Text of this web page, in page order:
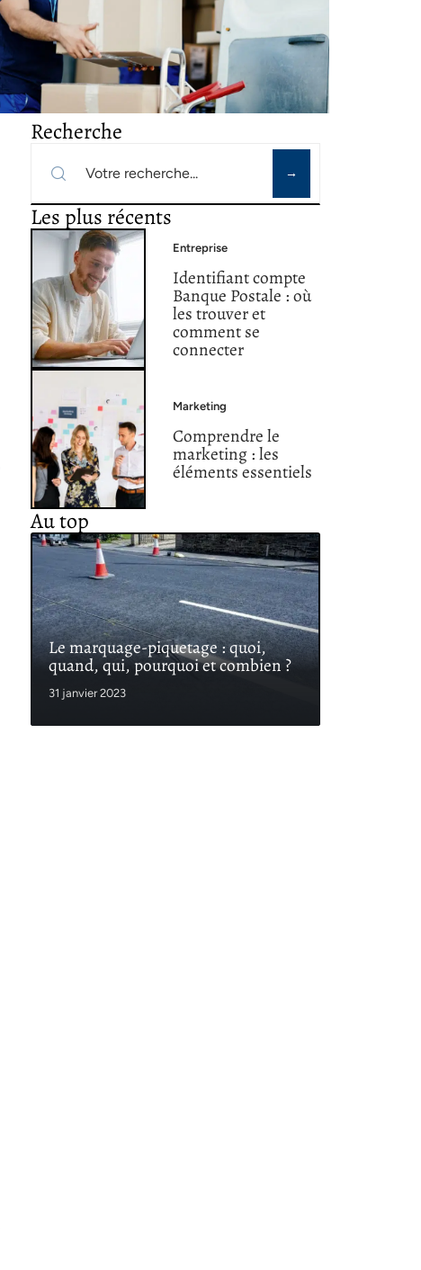
Recherche
Les plus récents
Entreprise
Identifiant compte
Banque Postale : où
les trouver et
comment se
connecter
Marketing
Comprendre le
marketing : les
éléments essentiels
Au top
Le marquage-piquetage : quoi,
quand, qui, pourquoi et combien ?
31 janvier 2023